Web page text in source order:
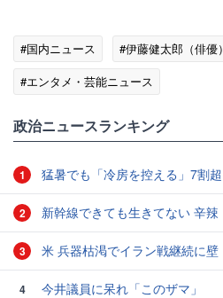
#国内ニュース #伊藤健太郎（俳優）
#エンタメ・芸能ニュース
政治ニュースランキング
1 猛暑でも「冷房を控える」7割超
2 新幹線できても生きてない 辛辣
3 米 兵器枯渇でイラン戦継続に壁
4 今井議員に呆れ「このザマ」